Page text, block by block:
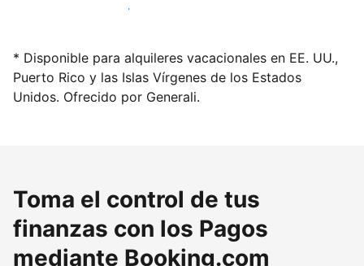
Alquila tu alojamiento hoy mismo
* Disponible para alquileres vacacionales en EE. UU.,
Puerto Rico y las Islas Vírgenes de los Estados
Unidos. Ofrecido por Generali.
Toma el control de tus
finanzas con los Pagos
mediante Booking.com